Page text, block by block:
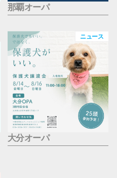
那覇オーパ
ニュース
大分オーパ